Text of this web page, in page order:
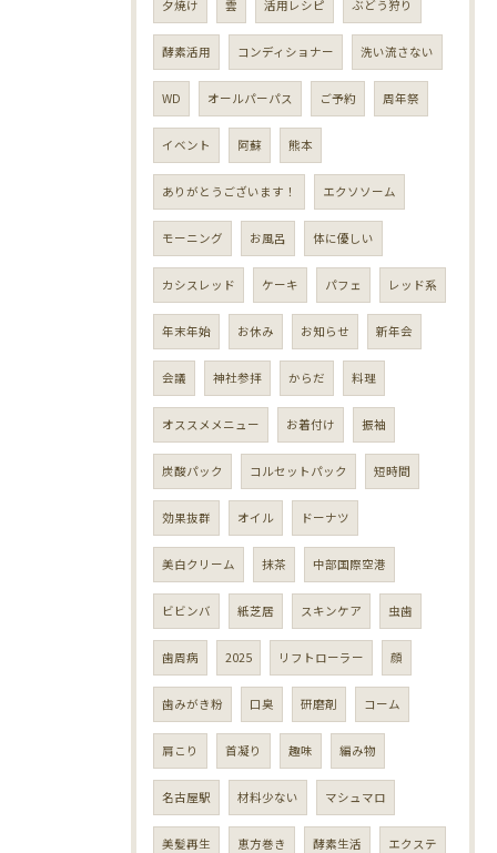
夕焼け 雲 活用レシピ ぶどう狩り
酵素活用 コンディショナー 洗い流さない
WD オールパーパス ご予約 周年祭
イベント 阿蘇 熊本
ありがとうございます！ エクソソーム
モーニング お風呂 体に優しい
カシスレッド ケーキ パフェ レッド系
年末年始 お休み お知らせ 新年会
会議 神社参拝 からだ 料理
オススメメニュー お着付け 振袖
炭酸パック コルセットパック 短時間
効果抜群 オイル ドーナツ
美白クリーム 抹茶 中部国際空港
ビビンバ 紙芝居 スキンケア 虫歯
歯周病 2025 リフトローラー 顔
歯みがき粉 口臭 研磨剤 コーム
肩こり 首凝り 趣味 編み物
名古屋駅 材料少ない マシュマロ
美髪再生 恵方巻き 酵素生活 エクステ